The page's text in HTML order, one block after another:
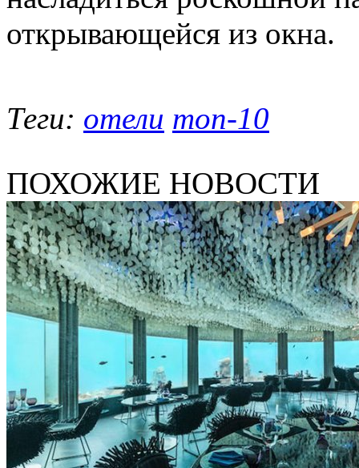
открывающейся из окна.
Теги: отели топ-10
ПОХОЖИЕ НОВОСТИ